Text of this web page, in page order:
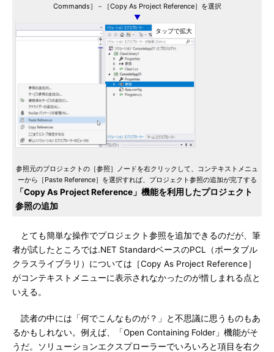
Commands］－［Copy As Project Reference］を選択
▼
参照元のプロジェクトの［参照］ノードを右クリックして、コンテキストメニュ
ーから［Paste Reference］を選択すれば、プロジェクト参照の追加が完了する
「Copy As Project Reference」機能を利用したプロジェクト
参照の追加
とても簡単な操作でプロジェクト参照を追加できるのだが、筆
者が試したところでは.NET StandardベースのPCL（ポータブル
クラスライブラリ）については［Copy As Project Reference］
がコンテキストメニューに表示されなかったのが惜しまれる点と
いえる。
読者の中には「何でこんなものが？」と不思議に思うものもあ
るかもしれない。例えば、「Open Containing Folder」機能がそ
うだ。ソリューションエクスプローラーでいろいろと項目を右ク